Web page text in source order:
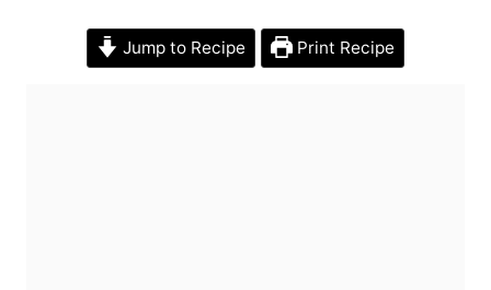
Jump to Recipe Print Recipe